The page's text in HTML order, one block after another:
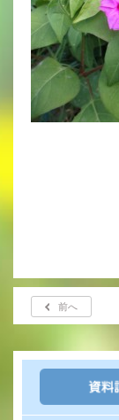
前へ